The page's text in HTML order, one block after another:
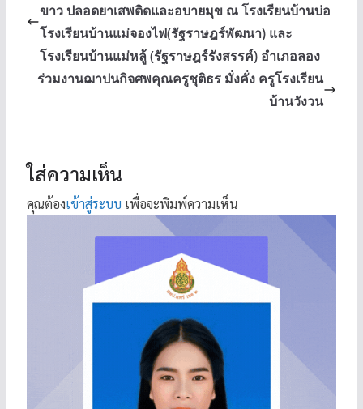
ขาว ปลอดยาเสพติดและอบายมุข ณ โรงเรียนบ้านบ่อ
โรงเรียนบ้านแม่จองไฟ(รัฐราษฎร์พัฒนา) และ
โรงเรียนบ้านแม่หลู้ (รัฐราษฎร์รังสรรค์) อำเภอลอง
ร่วมงานฌาปนกิจศพคุณครูชุติธร มั่งคั่ง ครูโรงเรียน
บ้านวังวน
ใส่ความเห็น
คุณต้องเข้าสู่ระบบ เพื่อจะพิมพ์ความเห็น